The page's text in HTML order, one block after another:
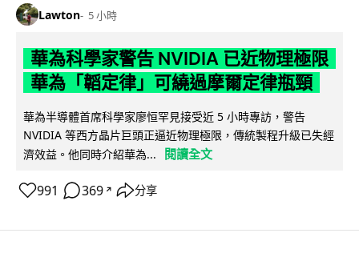
Lawton 5 小時
華為科學家警告 NVIDIA 已近物理極限
華為「韜定律」可繞過摩爾定律瓶頸
華為半導體首席科學家廖恒罕見接受近 5 小時專訪，警告
NVIDIA 等西方晶片巨頭正逼近物理極限，傳統製程升級已失經
濟效益。他同時介紹華為...
閱讀全文
991 369 ↗ 分享